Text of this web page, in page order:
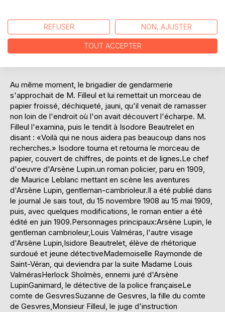
DESCRIPTION
Au même moment, le brigadier de gendarmerie
s'approchait de M. Filleul et lui remettait un morceau de
papier froissé, déchiqueté, jauni, qu'il venait de ramasser
non loin de l'endroit où l'on avait découvert l'écharpe. M.
Filleul l'examina, puis le tendit à Isodore Beautrelet en
disant : «Voilà qui ne nous aidera pas beaucoup dans nos
recherches.» Isodore tourna et retourna le morceau de
papier, couvert de chiffres, de points et de lignes.Le chef
d'oeuvre d'Arsène Lupin.un roman policier, paru en 1909,
de Maurice Leblanc mettant en scène les aventures
d'Arsène Lupin, gentleman-cambrioleur.Il a été publié dans
le journal Je sais tout, du 15 novembre 1908 au 15 mai 1909,
puis, avec quelques modifications, le roman entier a été
édité en juin 1909.Personnages principaux:Arsène Lupin, le
gentleman cambrioleur,Louis Valméras, l'autre visage
d'Arsène Lupin,Isidore Beautrelet, élève de rhétorique
surdoué et jeune détectiveMademoiselle Raymonde de
Saint-Véran, qui deviendra par la suite Madame Louis
ValmérasHerlock Sholmès, ennemi juré d'Arsène
LupinGanimard, le détective de la police françaiseLe
comte de GesvresSuzanne de Gesvres, la fille du comte
de Gesvres,Monsieur Filleul, le juge d'instruction
REFUSER NON, AJUSTER
TOUT ACCEPTER